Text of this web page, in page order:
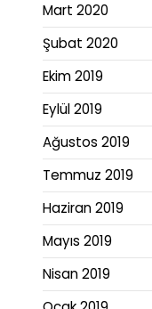
Mart 2020
Şubat 2020
Ekim 2019
Eylül 2019
Ağustos 2019
Temmuz 2019
Haziran 2019
Mayıs 2019
Nisan 2019